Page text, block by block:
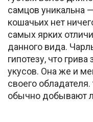
самцов уникальна
кошачьих нет
самых ярких
данного вида.
гипотезу, что
укусов. Она же и
своего
обычно добывают